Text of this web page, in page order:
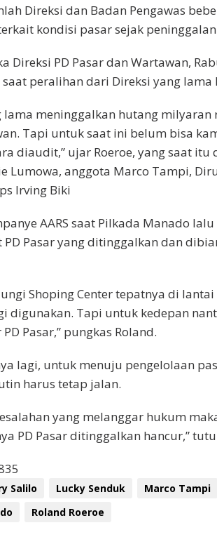
Direksi dan Badan Pengawas
kondisi pasar sejak
Direksi PD Pasar dan Wartawan,
peralihan dari Direksi yang lama
lama meninggalkan hutang
Tapi untuk saat ini belum bisa
diaudit,” ujar Roeroe, yang saat
Lumowa, anggota Marco Tampi,
Irving Biki
AARS saat Pilkada Manado
PD Pasar yang ditinggalkan dan
Shoping Center tepatnya di
digunakan. Tapi untuk kedepan
Pasar,” pungkas Roland.
lagi, untuk menuju pengelolaan
harus tetap jalan.
yang melanggar hukum
PD Pasar ditinggalkan hancur,”
Salilo Lucky Senduk Marco Tampi
Roland Roeroe